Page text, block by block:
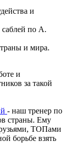
и
по А.
и мира.
и
за такой
- наш тренер по
страны. Ему
ТОПами
борьбе взять